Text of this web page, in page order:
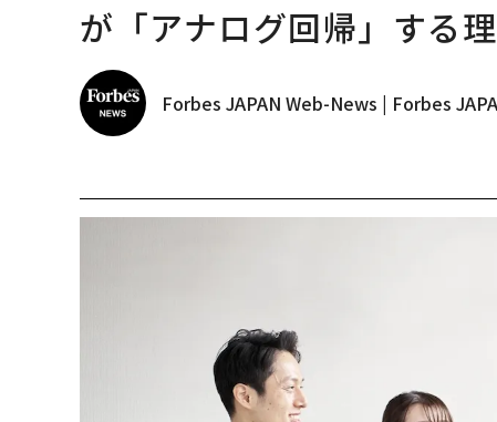
が「アナログ回帰」する
Forbes JAPAN Web-News | Forbes